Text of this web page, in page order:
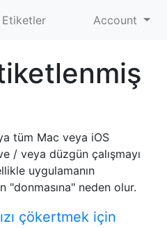
Etiketler Account
tüm Mac veya iOS
/ veya düzgün çalışmayı
uygulamanın
"donmasına" neden olur.
çökertmek için